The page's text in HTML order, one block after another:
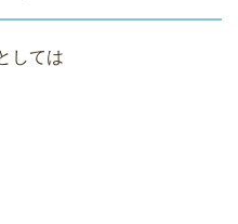
しては